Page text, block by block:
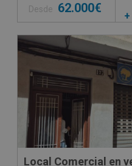
Desde 62.000€
+
SUJETO A IVA
Local Comercial en